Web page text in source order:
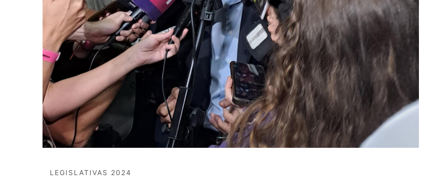
LEGISLATIVAS 2024